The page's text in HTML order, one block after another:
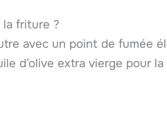
la friture ?
avec un point de fumée
d’olive extra vierge pour